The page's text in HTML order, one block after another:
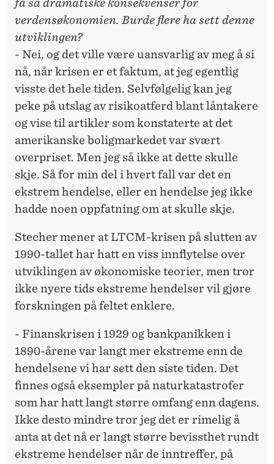
få så dramatiske konsekvenser for
verdensøkonomien. Burde flere ha sett denne
utviklingen?
- Nei, og det ville være uansvarlig av meg å si
nå, når krisen er et faktum, at jeg egentlig
visste det hele tiden. Selvfølgelig kan jeg
peke på utslag av risikoatferd blant låntakere
og vise til artikler som konstaterte at det
amerikanske boligmarkedet var svært
overpriset. Men jeg så ikke at dette skulle
skje. Så for min del i hvert fall var det en
ekstrem hendelse, eller en hendelse jeg ikke
hadde noen oppfatning om at skulle skje.
Stecher mener at LTCM-krisen på slutten av
1990-tallet har hatt en viss innflytelse over
utviklingen av økonomiske teorier, men tror
ikke nyere tids ekstreme hendelser vil gjøre
forskningen på feltet enklere.
- Finanskrisen i 1929 og bankpanikken i
1890-årene var langt mer ekstreme enn de
hendelsene vi har sett den siste tiden. Det
finnes også eksempler på naturkatastrofer
som har hatt langt større omfang enn dagens.
Ikke desto mindre tror jeg det er rimelig å
anta at det nå er langt større bevissthet rundt
ekstreme hendelser når de inntreffer, på